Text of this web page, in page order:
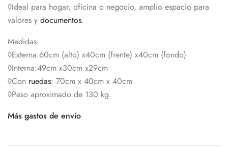
◊Ideal para hogar, oficina o negocio, amplio espacio para
valores y documentos.
Medidas:
◊Externa:60cm (alto) x40cm (frente) x40cm (fondo)
◊Interna:49cm x30cm x29cm
◊Con ruedas: 70cm x 40cm x 40cm
◊Peso aproximado de 130 kg.
Más gastos de envío